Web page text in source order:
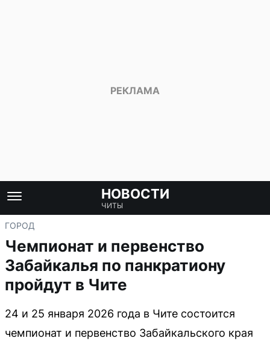
НОВОСТИ
ЧИТЫ
ГОРОД
Чемпионат и первенство
Забайкалья по панкратиону
пройдут в Чите
24 и 25 января 2026 года в Чите состоится
чемпионат и первенство Забайкальского края